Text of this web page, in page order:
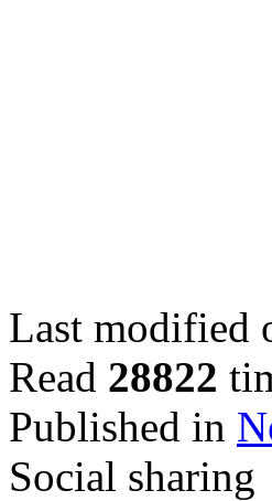
Last modified
Read 28822
Published in
Social sharing